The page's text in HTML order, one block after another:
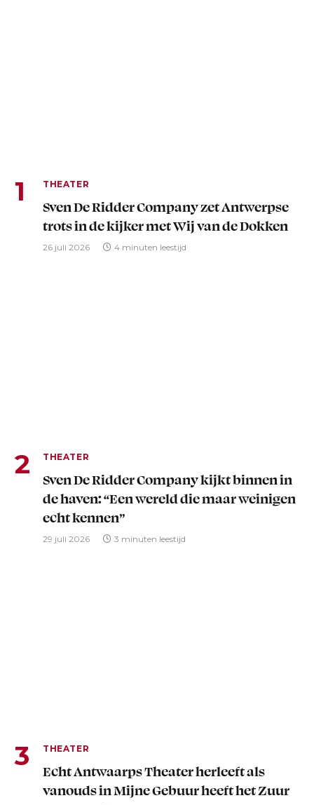
THEATER
Sven De Ridder Company zet Antwerpse
trots in de kijker met Wij van de Dokken
26 juli 2026 4 minuten leestijd
THEATER
Sven De Ridder Company kijkt binnen in
de haven: “Een wereld die maar weinigen
echt kennen”
29 juli 2026 3 minuten leestijd
THEATER
Echt Antwaarps Theater herleeft als
vanouds in Mijne Gebuur heeft het Zuur